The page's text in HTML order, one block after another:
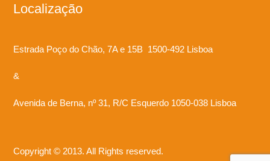
Localização
Estrada Poço do Chão, 7A e 15B 1500-492 Lisboa
&
Avenida de Berna, nº 31, R/C Esquerdo 1050-038 Lisboa
Copyright © 2013. All Rights reserved.